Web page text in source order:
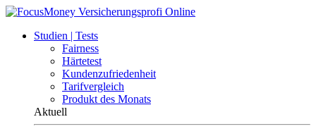
Studien | Tests
Fairness
Härtetest
Kundenzufriedenheit
Tarifvergleich
Produkt des Monats
Aktuell